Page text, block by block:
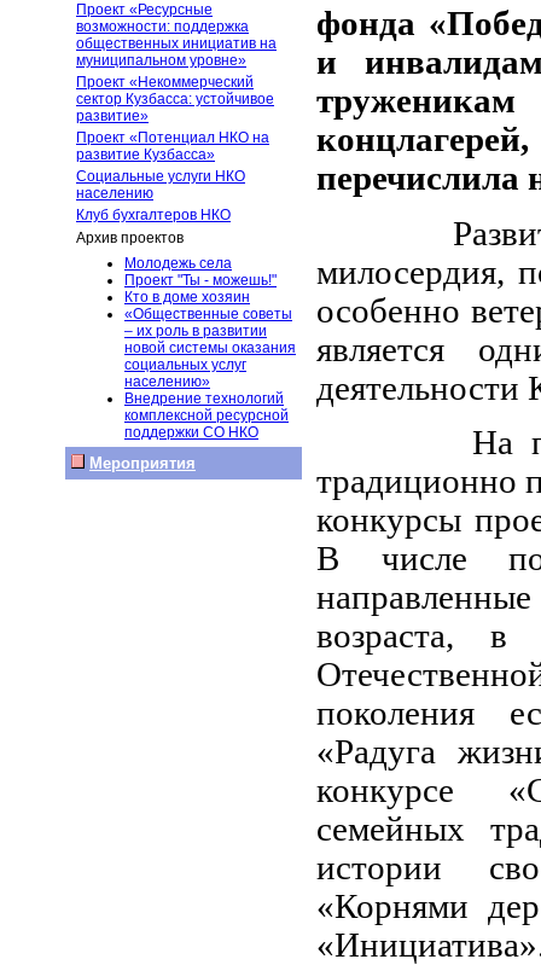
Проект «Ресурсные
возможности: поддержка
общественных инициатив на
муниципальном уровне»
Проект «Некоммерческий
сектор Кузбасса: устойчивое
развитие»
Проект «Потенциал НКО на
развитие Кузбасса»
Социальные услуги НКО
населению
Клуб бухгалтеров НКО
Архив проектов
Молодежь села
Проект "Ты - можешь!"
Кто в доме хозяин
«Общественные советы
– их роль в развитии
новой системы оказания
социальных услуг
населению»
Внедрение технологий
комплексной ресурсной
поддержки СО НКО
Мероприятия
фонда
и
перечислила
Развитие
милосердия,
особенно
является
деятельности
На
традиционно
конкурсы
В числе
возраста,
поколения
«Радуга
конкурсе
семейных
истории
«Корнями